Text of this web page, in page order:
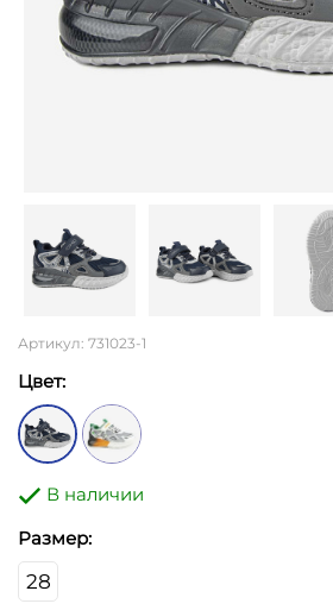
Артикул: 731023-1
Цвет:
В наличии
Размер:
28